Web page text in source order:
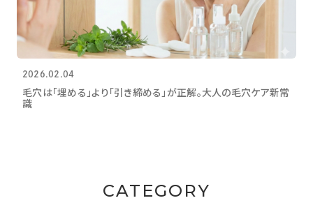
2026.02.04
毛穴は「埋める」より「引き締める」が正解。大人の毛穴ケア新常
識
CATEGORY